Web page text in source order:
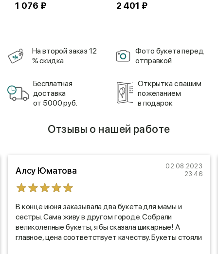
1 076 ₽ 2 401 ₽
На второй заказ 12
% скидка
Фото букета перед
отправкой
Бесплатная
доставка
от 5000 руб.
Открытка с вашим
пожеланием
в подарок
Отзывы о нашей работе
Алсу Юматова
02.08.2023
23:46
В конце июня заказывала два букета для мамы и
сестры. Сама живу в другом городе. Собрали
великолепные букеты, я бы сказала шикарные! А
главное, цена соответствует качеству. Букеты стояли